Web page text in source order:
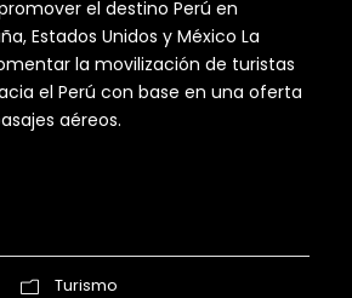
el destino Perú en
Estados Unidos y México La
la movilización de turistas
el Perú con base en una oferta
aéreos.
Turismo